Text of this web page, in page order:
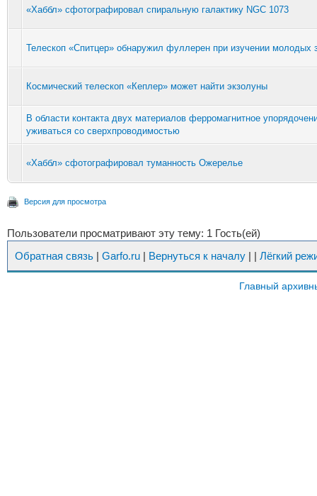
«Хаббл» сфотографировал спиральную галактику NGC 1073
Телескоп «Спитцер» обнаружил фуллерен при изучении молодых
Космический телескоп «Кеплер» может найти экзолуны
В области контакта двух материалов ферромагнитное
уживаться со сверхпроводимостью
«Хаббл» сфотографировал туманность Ожерелье
Версия для просмотра
Пользователи просматривают эту тему: 1 Гость(ей)
Обратная связь | Garfo.ru | Вернуться к началу | | Лёгкий
Главный